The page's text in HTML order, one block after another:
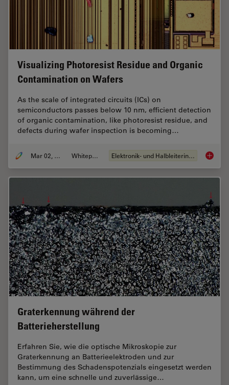
Visualizing Photoresist Residue and Organic
Contamination on Wafers
As the scale of integrated circuits (ICs) on
semiconductors passes below 10 nm, efficient detection
of organic contamination, like photoresist residue, and
defects during wafer inspection is becoming…
Mar 02, 2026 Whitepaper Elektronik- und Halbleiterindustrie
Graterkennung während der
Batterieherstellung
Erfahren Sie, wie die optische Mikroskopie zur
Graterkennung an Batterieelektroden und zur
Bestimmung des Schadenspotenzials eingesetzt werden
kann, um eine schnelle und zuverlässige…